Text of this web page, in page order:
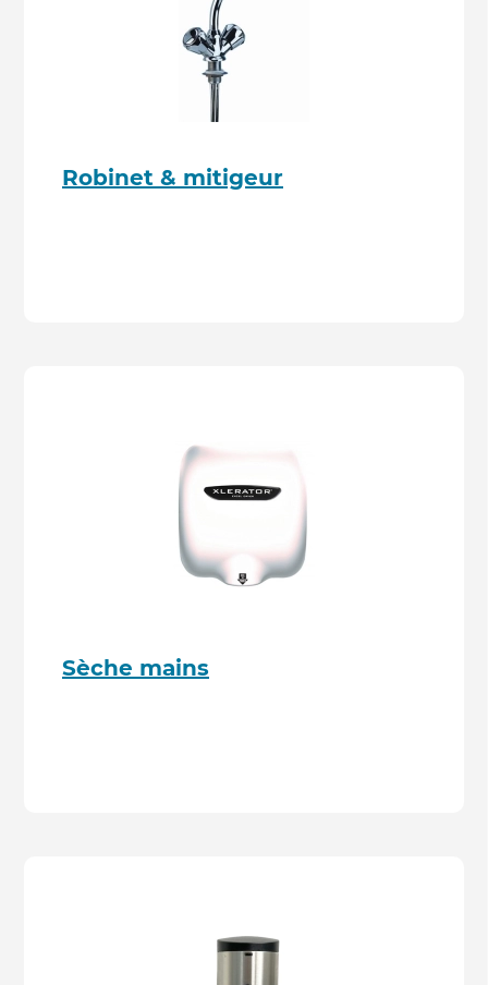
Robinet & mitigeur
Sèche mains